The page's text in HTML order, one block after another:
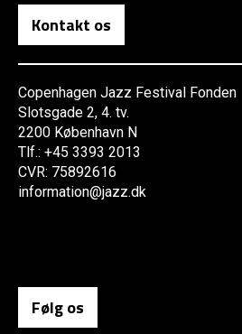
Kontakt os
Copenhagen Jazz Festival Fonden
Slotsgade 2, 4. tv.
2200 København N
Tlf.: +45 3393 2013
CVR: 75892616
information@jazz.dk
Følg os